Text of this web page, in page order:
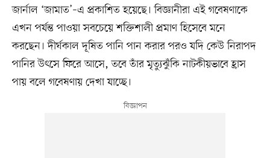
জার্নাল ‘জামাত’–এ প্রকাশিত হয়েছে। বিজ্ঞানীরা এই গবেষণাকে
এখন পর্যন্ত পাওয়া সবচেয়ে শক্তিশালী প্রমাণ হিসেবে মনে
করছেন। দীর্ঘকাল দূষিত পানি পান করার পরও যদি কেউ নিরাপদ
পানির উৎসে ফিরে আসে, তবে তাঁর মৃত্যুঝুঁকি নাটকীয়ভাবে হ্রাস
পায় বলে গবেষণায় দেখা যাচ্ছে।